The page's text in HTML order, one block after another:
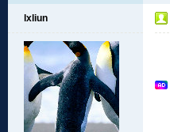
lxliun